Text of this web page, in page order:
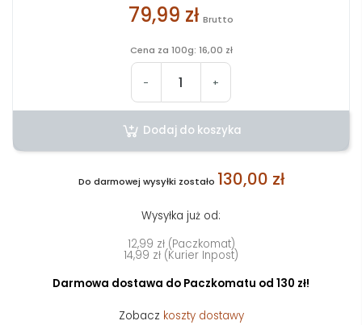
79,99 zł Brutto
Cena za 100g: 16,00 zł
- +
Dodaj do koszyka
Do darmowej wysyłki zostało 130,00 zł
Wysyłka już od:
12,99 zł (Paczkomat)
14,99 zł (Kurier Inpost)
Darmowa dostawa do Paczkomatu od 130 zł!
Zobacz koszty dostawy